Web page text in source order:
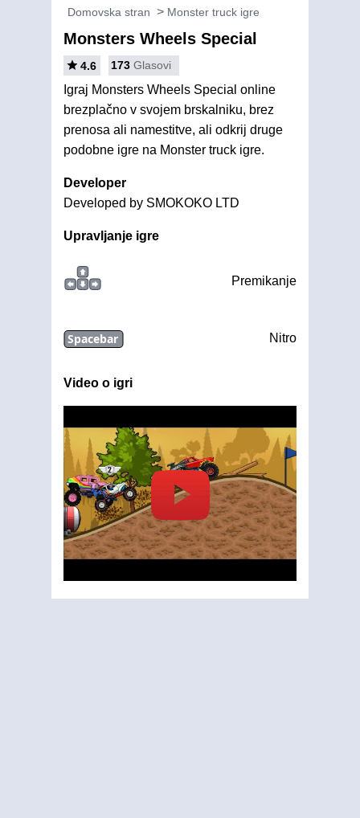
Domovska stran Monster truck igre
Monsters Wheels Special
4.6 173 Glasovi
Igraj Monsters Wheels Special online
brezplačno v svojem brskalniku, brez
prenosa ali namestitve, ali odkrij druge
podobne igre na Monster truck igre.
Developer
Developed by SMOKOKO LTD
Upravljanje igre
Premikanje
Spacebar Nitro
Video o igri